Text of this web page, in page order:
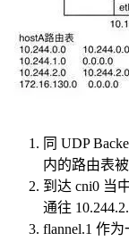
同 UDP
内的路由表
到达 cni0 当
通往
flannel.1 作